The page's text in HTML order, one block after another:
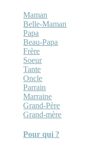
Maman
Belle-Maman
Papa
Beau-Papa
Frère
Soeur
Tante
Oncle
Parrain
Marraine
Grand-Père
Grand-mère
Pour qui ?